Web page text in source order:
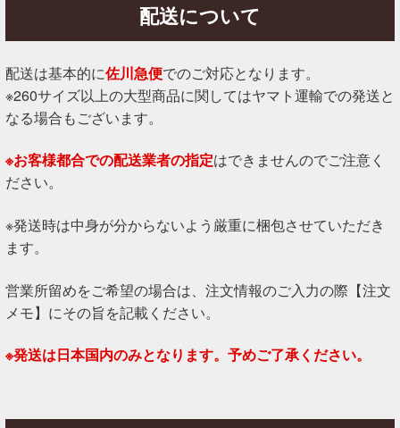
配送について
配送は基本的に佐川急便でのご対応となります。
※260サイズ以上の大型商品に関してはヤマト運輸での発送と
なる場合もございます。
※お客様都合での配送業者の指定はできませんのでご注意く
ださい。
※発送時は中身が分からないよう厳重に梱包させていただき
ます。
営業所留めをご希望の場合は、注文情報のご入力の際【注文
メモ】にその旨を記載ください。
※発送は日本国内のみとなります。予めご了承ください。